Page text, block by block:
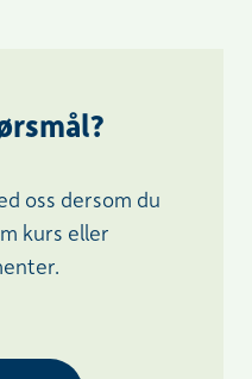
oss dersom du
kurs eller